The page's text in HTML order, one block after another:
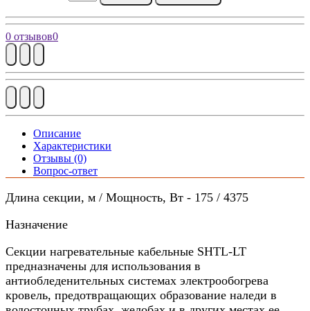
0 отзывов0
Описание
Характеристики
Отзывы (0)
Вопрос-ответ
Длина секции, м / Мощность, Вт - 175 / 4375
Назначение
Секции нагревательные кабельные SHTL-LT
предназначены для использования в
антиобледенительных системах электрообогрева
кровель, предотвращающих образование наледи в